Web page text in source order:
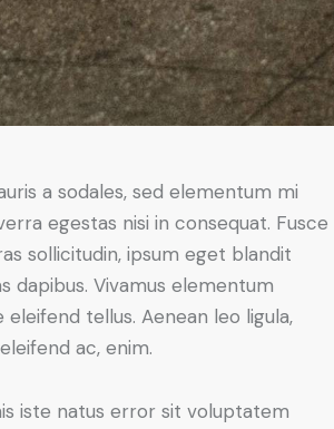
a sodales, sed elementum mi
egestas nisi in consequat. Fusce
sollicitudin, ipsum eget blandit
dapibus. Vivamus elementum
tellus. Aenean leo ligula,
ac, enim.
iste natus error sit voluptatem